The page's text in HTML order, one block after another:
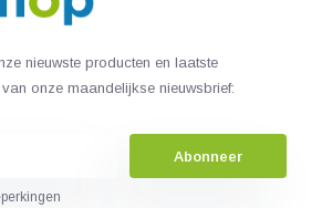
nieuwste producten en laatste
onze maandelijkse nieuwsbrief:
Abonneer